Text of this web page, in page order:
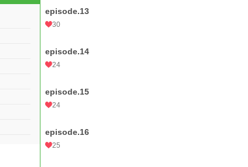
episode.13
30
episode.14
24
episode.15
24
episode.16
25